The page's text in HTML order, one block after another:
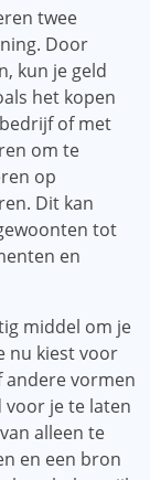
twee
Door
kun je geld
het kopen
of met
om te
op
Dit kan
tot
en
middel om je
nu kiest voor
andere vormen
voor je te laten
alleen te
en een bron